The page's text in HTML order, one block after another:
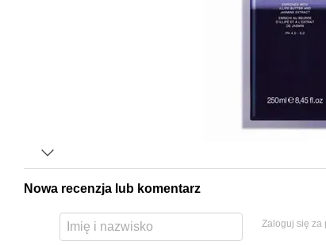
Nowa recenzja lub komentarz
Zaloguj się za